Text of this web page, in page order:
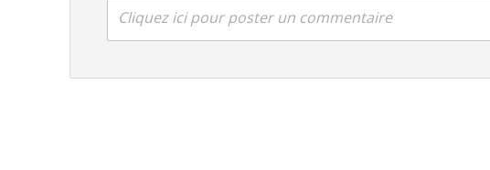
Cliquez ici pour poster un commentaire